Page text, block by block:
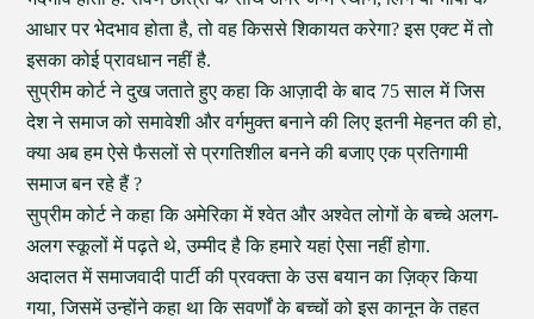
आधार पर भेदभाव होता है, तो वह किससे शिकायत करेगा? इस एक्ट में तो
इसका कोई प्रावधान नहीं है.
सुप्रीम कोर्ट ने दुख जताते हुए कहा कि आज़ादी के बाद 75 साल में जिस
देश ने समाज को समावेशी और वर्गमुक्त बनाने की लिए इतनी मेहनत की हो,
क्या अब हम ऐसे फैसलों से प्रगतिशील बनने की बजाए एक प्रतिगामी
समाज बन रहे हैं ?
सुप्रीम कोर्ट ने कहा कि अमेरिका में श्वेत और अश्वेत लोगों के बच्चे अलग-
अलग स्कूलों में पढ़ते थे, उम्मीद है कि हमारे यहां ऐसा नहीं होगा.
अदालत में समाजवादी पार्टी की प्रवक्ता के उस बयान का ज़िक्र किया
गया, जिसमें उन्होंने कहा था कि सवर्णों के बच्चों को इस कानून के तहत